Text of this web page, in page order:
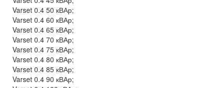
Varset 0.4 50 кВАр;
Varset 0.4 60 кВАр;
Varset 0.4 65 кВАр;
Varset 0.4 70 кВАр;
Varset 0.4 75 кВАр;
Varset 0.4 80 кВАр;
Varset 0.4 85 кВАр;
Varset 0.4 90 кВАр;